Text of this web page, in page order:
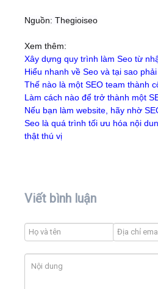
Nguồn: Thegioiseo
Xem thêm:
Xây dựng quy trình làm Seo từ
Hiểu nhanh về Seo và tại sao
Thế nào là một SEO team thành
Làm cách nào để trở thành một
Nếu bạn làm website, hãy nhờ
Seo là quá trình tối ưu hóa nội
thật thú vị
Viết bình luận